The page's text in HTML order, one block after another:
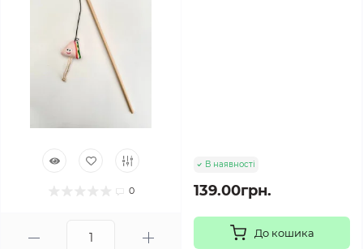
0
В наявності
139.00грн.
До кошика